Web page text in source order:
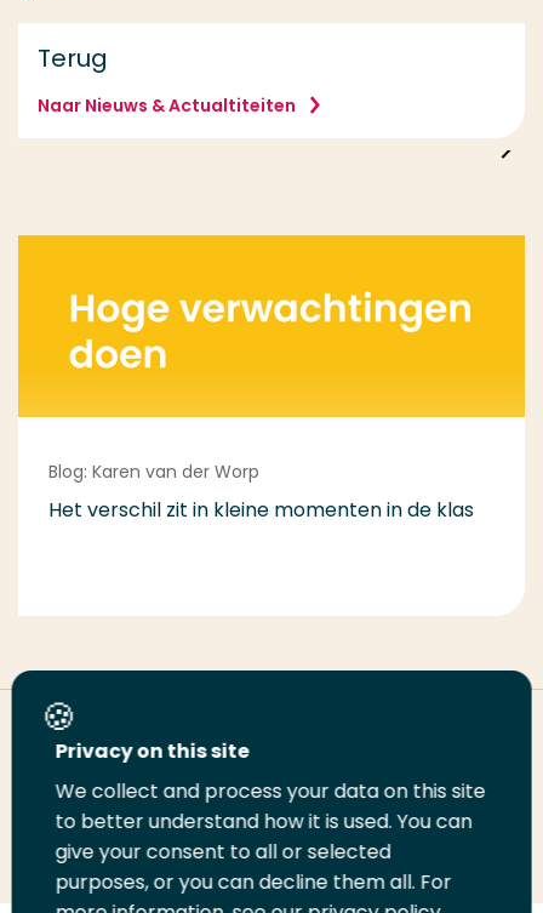
Terug
Naar Nieuws & Actualtiteiten
Blog: Karen van der Worp
Het verschil zit in kleine momenten in de klas
Deel deze pagina
DeelDeel
op
Deel
op
Email
deze
Print
deze
Privacy on this site
We collect and process your data on this site
to better understand how it is used. You can
give your consent to all or selected
purposes, or you can decline them all. For